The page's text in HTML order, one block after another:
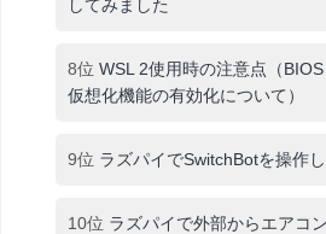
してみました
8位 WSL 2使用時の注意点（
仮想化機能の有効化について）
9位 ラズパイでSwitchBotを操作
10位 ラズパイで外部からエアコ